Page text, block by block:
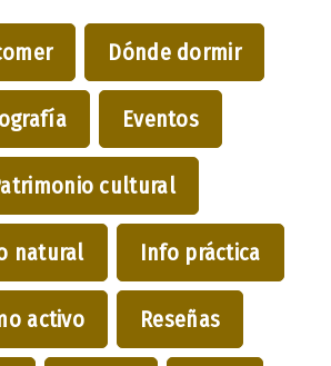
Dónde dormir
Eventos
cultural
natural Info práctica
activo Reseñas